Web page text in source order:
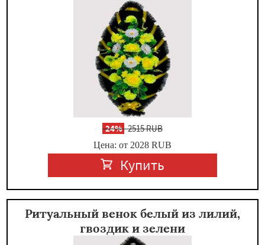
-24%2515 RUB
Цена: от 2028 RUB
Купить
Ритуальный венок белый из лилий,
гвоздик и зелени